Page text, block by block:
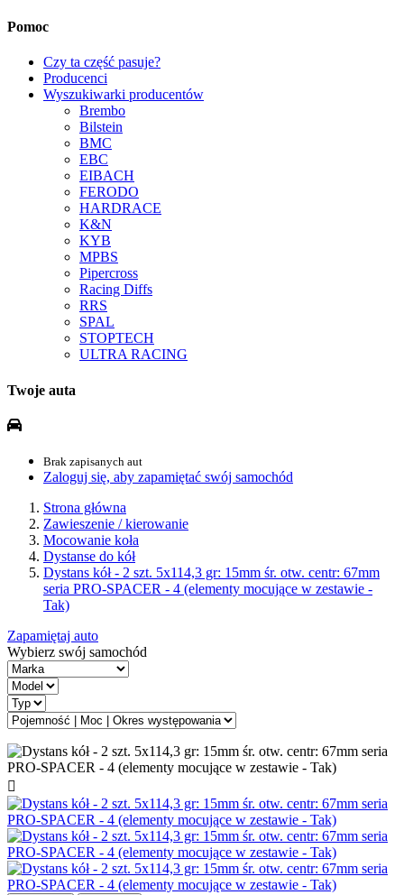
Pomoc
Czy ta część pasuje?
Producenci
Wyszukiwarki producentów
Brembo
Bilstein
BMC
EBC
EIBACH
FERODO
HARDRACE
K&N
KYB
MPBS
Pipercross
Racing Diffs
RRS
SPAL
STOPTECH
ULTRA RACING
Twoje auta
Brak zapisanych aut
Zaloguj się, aby zapamiętać swój samochód
Strona główna
Zawieszenie / kierowanie
Mocowanie koła
Dystanse do kół
Dystans kół - 2 szt. 5x114,3 gr: 15mm śr. otw. centr: 67mm
seria PRO-SPACER - 4 (elementy mocujące w zestawie -
Tak)
Zapamiętaj auto
Wybierz swój samochód
